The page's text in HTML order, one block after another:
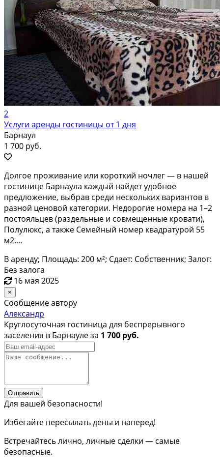
2
Услуги аренды гостиницы от 1 дня
Барнаул
1 700 руб.
Долгое проживание или короткий ночлег — в нашей
гостинице Барнаула каждый найдет удобное
предложение, выбрав среди нескольких вариантов в
разной ценовой категории. Недорогие номера на 1–2
постояльцев (раздельные и совмещенные кровати),
Полулюкс, а также Семейный номер квадратурой 55
м2....
В аренду; Площадь: 200 м²; Сдает: Собственник; Залог:
Без залога
16 мая 2025
×
Сообщение автору
Александр
Круглосуточная гостиница для беспрерывного
заселения в Барнауле за 1 700 руб.
Отправить
Для вашей безопасности!
Избегайте пересылать деньги наперед!
Встречайтесь лично, личные сделки — самые
безопасные.